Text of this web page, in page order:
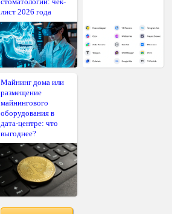
лист 2026 года
Майнинг дома или
размещение
майнингового
оборудования в
дата-центре: что
выгоднее?